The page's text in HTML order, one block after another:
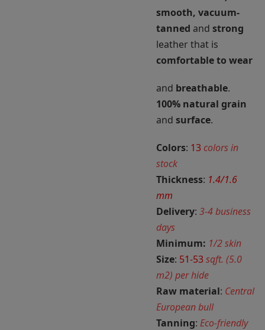
smooth, vacuum-
tanned and strong
leather that is
comfortable to wear
and breathable.
100% natural grain
and surface.
Colors: 13 colors in
stock
Thickness: 1.4/1.6
mm
Delivery: 3-4 business
days
Minimum: 1/2 skin
Size: 51-53sqft. (5.0
m2) per hide
Raw material: Central
European bull
Tanning: Eco-friendly